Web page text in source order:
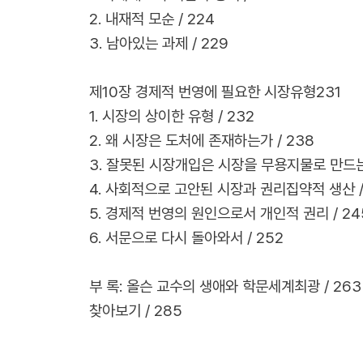
2. 내재적 모순 / 224
3. 남아있는 과제 / 229
제10장 경제적 번영에 필요한 시장유형231
1. 시장의 상이한 유형 / 232
2. 왜 시장은 도처에 존재하는가 / 238
3. 잘못된 시장개입은 시장을 무용지물로 만
4. 사회적으로 고안된 시장과 권리집약적 생
5. 경제적 번영의 원인으로서 개인적 권리 /
6. 서문으로 다시 돌아와서 / 252
부 록: 올슨 교수의 생애와 학문세계최광 / 263
찾아보기 / 285